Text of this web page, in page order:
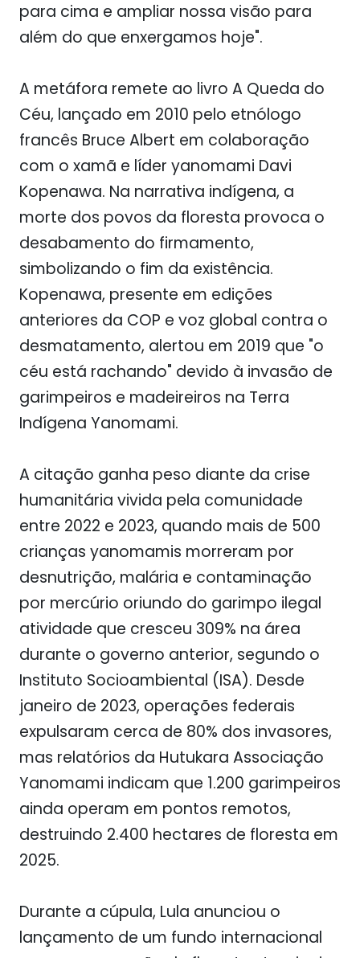
para cima e ampliar nossa visão para
além do que enxergamos hoje".
A metáfora remete ao livro A Queda do
Céu, lançado em 2010 pelo etnólogo
francês Bruce Albert em colaboração
com o xamã e líder yanomami Davi
Kopenawa. Na narrativa indígena, a
morte dos povos da floresta provoca o
desabamento do firmamento,
simbolizando o fim da existência.
Kopenawa, presente em edições
anteriores da COP e voz global contra o
desmatamento, alertou em 2019 que "o
céu está rachando" devido à invasão de
garimpeiros e madeireiros na Terra
Indígena Yanomami.
A citação ganha peso diante da crise
humanitária vivida pela comunidade
entre 2022 e 2023, quando mais de 500
crianças yanomamis morreram por
desnutrição, malária e contaminação
por mercúrio oriundo do garimpo ilegal
atividade que cresceu 309% na área
durante o governo anterior, segundo o
Instituto Socioambiental (ISA). Desde
janeiro de 2023, operações federais
expulsaram cerca de 80% dos invasores,
mas relatórios da Hutukara Associação
Yanomami indicam que 1.200 garimpeiros
ainda operam em pontos remotos,
destruindo 2.400 hectares de floresta em
2025.
Durante a cúpula, Lula anunciou o
lançamento de um fundo internacional